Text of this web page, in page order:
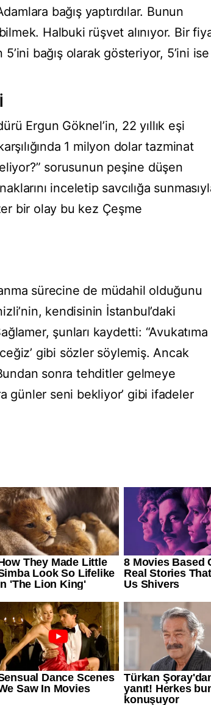
bağış yaptırdılar. Bunun
Halbuki rüşvet alınıyor. Bir
bağış olarak gösteriyor, 5’ini ise
Ergun Göknel’in, 22 yıllık eşi
1 milyon dolar tazminat
sorusunun peşine düşen
inceletip savcılığa
bir olay bu kez Çeşme
sürecine de müdahil olduğunu
kendisinin İstanbul’daki
şunları kaydetti: “Avukatıma
gibi sözler söylemiş. Ancak
sonra tehditler gelmeye
günler seni bekliyor’ gibi ifadeler